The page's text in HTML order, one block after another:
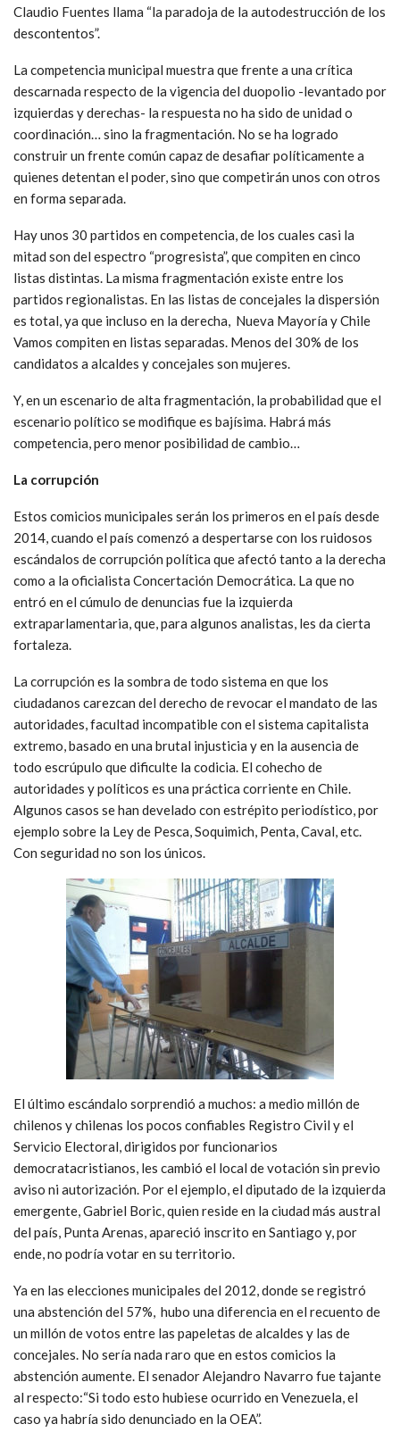
Claudio Fuentes llama “la paradoja de la autodestrucción de los
descontentos”.
La competencia municipal muestra que frente a una crítica
descarnada respecto de la vigencia del duopolio -levantado por
izquierdas y derechas- la respuesta no ha sido de unidad o
coordinación… sino la fragmentación. No se ha logrado
construir un frente común capaz de desafiar políticamente a
quienes detentan el poder, sino que competirán unos con otros
en forma separada.
Hay unos 30 partidos en competencia, de los cuales casi la
mitad son del espectro “progresista”, que compiten en cinco
listas distintas. La misma fragmentación existe entre los
partidos regionalistas. En las listas de concejales la dispersión
es total, ya que incluso en la derecha, Nueva Mayoría y Chile
Vamos compiten en listas separadas. Menos del 30% de los
candidatos a alcaldes y concejales son mujeres.
Y, en un escenario de alta fragmentación, la probabilidad que el
escenario político se modifique es bajísima. Habrá más
competencia, pero menor posibilidad de cambio…
La corrupción
Estos comicios municipales serán los primeros en el país desde
2014, cuando el país comenzó a despertarse con los ruidosos
escándalos de corrupción política que afectó tanto a la derecha
como a la oficialista Concertación Democrática. La que no
entró en el cúmulo de denuncias fue la izquierda
extraparlamentaria, que, para algunos analistas, les da cierta
fortaleza.
La corrupción es la sombra de todo sistema en que los
ciudadanos carezcan del derecho de revocar el mandato de las
autoridades, facultad incompatible con el sistema capitalista
extremo, basado en una brutal injusticia y en la ausencia de
todo escrúpulo que dificulte la codicia. El cohecho de
autoridades y políticos es una práctica corriente en Chile.
Algunos casos se han develado con estrépito periodístico, por
ejemplo sobre la Ley de Pesca, Soquimich, Penta, Caval, etc.
Con seguridad no son los únicos.
El último escándalo sorprendió a muchos: a medio millón de
chilenos y chilenas los pocos confiables Registro Civil y el
Servicio Electoral, dirigidos por funcionarios
democratacristianos, les cambió el local de votación sin previo
aviso ni autorización. Por el ejemplo, el diputado de la izquierda
emergente, Gabriel Boric, quien reside en la ciudad más austral
del país, Punta Arenas, apareció inscrito en Santiago y, por
ende, no podría votar en su territorio.
Ya en las elecciones municipales del 2012, donde se registró
una abstención del 57%, hubo una diferencia en el recuento de
un millón de votos entre las papeletas de alcaldes y las de
concejales. No sería nada raro que en estos comicios la
abstención aumente. El senador Alejandro Navarro fue tajante
al respecto:“Si todo esto hubiese ocurrido en Venezuela, el
caso ya habría sido denunciado en la OEA”.